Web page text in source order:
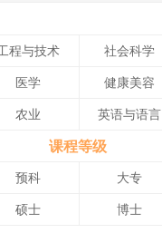
程与技术 社会科学
医学 健康美容
农业 英语与语言
课程等级
预科 大专
硕士 博士